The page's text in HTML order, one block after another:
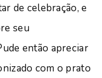
celebração, e
seu
então apreciar
com o prato